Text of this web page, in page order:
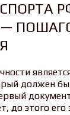
должен
до этого его